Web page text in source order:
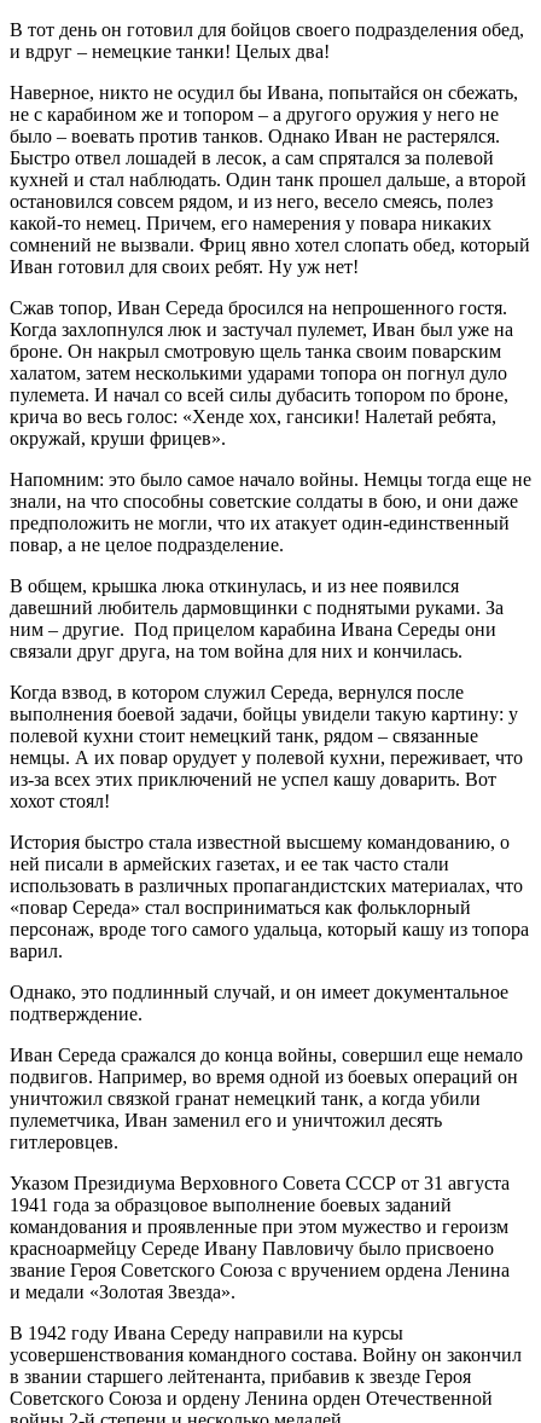
В тот день он готовил для бойцов своего подразделения обед,
и вдруг – немецкие танки! Целых два!
Наверное, никто не осудил бы Ивана, попытайся он сбежать,
не с карабином же и топором – а другого оружия у него не
было – воевать против танков. Однако Иван не растерялся.
Быстро отвел лошадей в лесок, а сам спрятался за полевой
кухней и стал наблюдать. Один танк прошел дальше, а второй
остановился совсем рядом, и из него, весело смеясь, полез
какой-то немец. Причем, его намерения у повара никаких
сомнений не вызвали. Фриц явно хотел слопать обед, который
Иван готовил для своих ребят. Ну уж нет!
Сжав топор, Иван Середа бросился на непрошенного гостя.
Когда захлопнулся люк и застучал пулемет, Иван был уже на
броне. Он накрыл смотровую щель танка своим поварским
халатом, затем несколькими ударами топора он погнул дуло
пулемета. И начал со всей силы дубасить топором по броне,
крича во весь голос: «Хенде хох, гансики! Налетай ребята,
окружай, круши фрицев».
Напомним: это было самое начало войны. Немцы тогда еще не
знали, на что способны советские солдаты в бою, и они даже
предположить не могли, что их атакует один-единственный
повар, а не целое подразделение.
В общем, крышка люка откинулась, и из нее появился
давешний любитель дармовщинки с поднятыми руками. За
ним – другие. Под прицелом карабина Ивана Середы они
связали друг друга, на том война для них и кончилась.
Когда взвод, в котором служил Середа, вернулся после
выполнения боевой задачи, бойцы увидели такую картину: у
полевой кухни стоит немецкий танк, рядом – связанные
немцы. А их повар орудует у полевой кухни, переживает, что
из-за всех этих приключений не успел кашу доварить. Вот
хохот стоял!
История быстро стала известной высшему командованию, о
ней писали в армейских газетах, и ее так часто стали
использовать в различных пропагандистских материалах, что
«повар Середа» стал восприниматься как фольклорный
персонаж, вроде того самого удальца, который кашу из топора
варил.
Однако, это подлинный случай, и он имеет документальное
подтверждение.
Иван Середа сражался до конца войны, совершил еще немало
подвигов. Например, во время одной из боевых операций он
уничтожил связкой гранат немецкий танк, а когда убили
пулеметчика, Иван заменил его и уничтожил десять
гитлеровцев.
Указом Президиума Верховного Совета СССР от 31 августа
1941 года за образцовое выполнение боевых заданий
командования и проявленные при этом мужество и героизм
красноармейцу Середе Ивану Павловичу было присвоено
звание Героя Советского Союза с вручением ордена Ленина
и медали «Золотая Звезда».
В 1942 году Ивана Середу направили на курсы
усовершенствования командного состава. Войну он закончил
в звании старшего лейтенанта, прибавив к звезде Героя
Советского Союза и ордену Ленина орден Отечественной